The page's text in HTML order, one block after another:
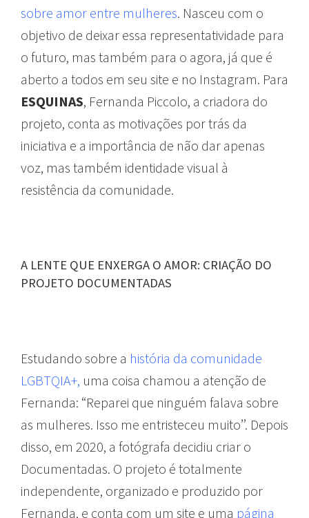
sobre amor entre mulheres. Nasceu com o
objetivo de deixar essa representatividade para
o futuro, mas também para o agora, já que é
aberto a todos em seu site e no Instagram. Para
ESQUINAS, Fernanda Piccolo, a criadora do
projeto, conta as motivações por trás da
iniciativa e a importância de não dar apenas
voz, mas também identidade visual à
resistência da comunidade.
A LENTE QUE ENXERGA O AMOR: CRIAÇÃO DO
PROJETO DOCUMENTADAS
Estudando sobre a história da comunidade
LGBTQIA+, uma coisa chamou a atenção de
Fernanda: “Reparei que ninguém falava sobre
as mulheres. Isso me entristeceu muito’’. Depois
disso, em 2020, a fotógrafa decidiu criar o
Documentadas. O projeto é totalmente
independente, organizado e produzido por
Fernanda, e conta com um site e uma página